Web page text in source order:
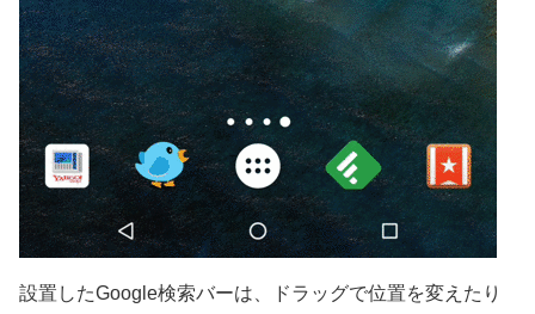
設置したGoogle検索バーは、ドラッグで位置を変えたり